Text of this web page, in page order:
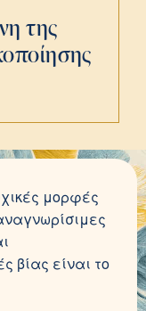
της
μορφές
βίας είναι το